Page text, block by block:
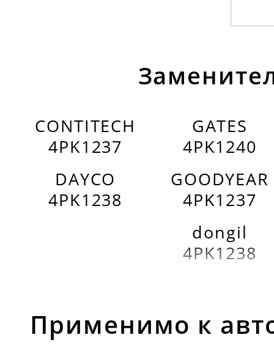
CONTITECH
4PK1237
DAYCO
4PK1238
GATES
4PK1240
GOODYEAR
4PK1237
dongil
4PK1238
Применимо к